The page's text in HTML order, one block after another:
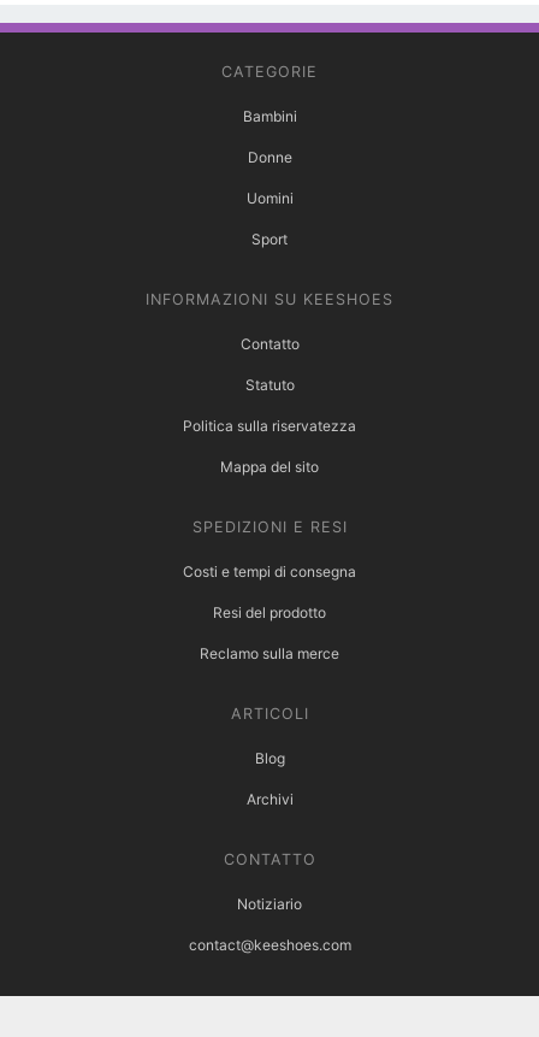
CATEGORIE
Bambini
Donne
Uomini
Sport
INFORMAZIONI SU KEESHOES
Contatto
Statuto
Politica sulla riservatezza
Mappa del sito
SPEDIZIONI E RESI
Costi e tempi di consegna
Resi del prodotto
Reclamo sulla merce
ARTICOLI
Blog
Archivi
CONTATTO
Notiziario
contact@keeshoes.com